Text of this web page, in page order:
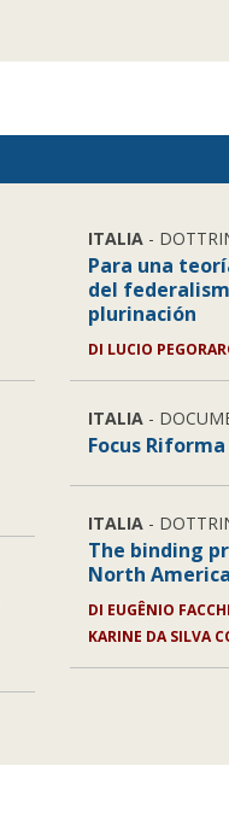
ITALIA-
Para una
del
plurinación
DI LUCIO
ITALIA-
Focus
ITALIA-
The binding
North America
DI EUGÊNIO
KARINE DA SILVA